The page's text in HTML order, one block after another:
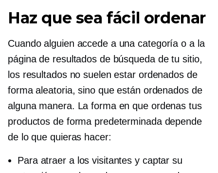
Haz que sea fácil ordenar
Cuando alguien accede a una categoría o a la
página de resultados de búsqueda de tu sitio,
los resultados no suelen estar ordenados de
forma aleatoria, sino que están ordenados de
alguna manera. La forma en que ordenas tus
productos de forma predeterminada depende
de lo que quieras hacer:
Para atraer a los visitantes y captar su